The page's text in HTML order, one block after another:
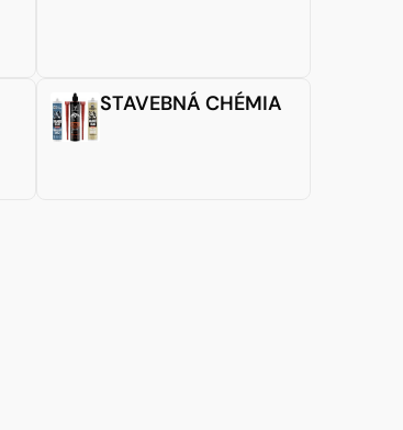
STAVEBNÁ CHÉMIA